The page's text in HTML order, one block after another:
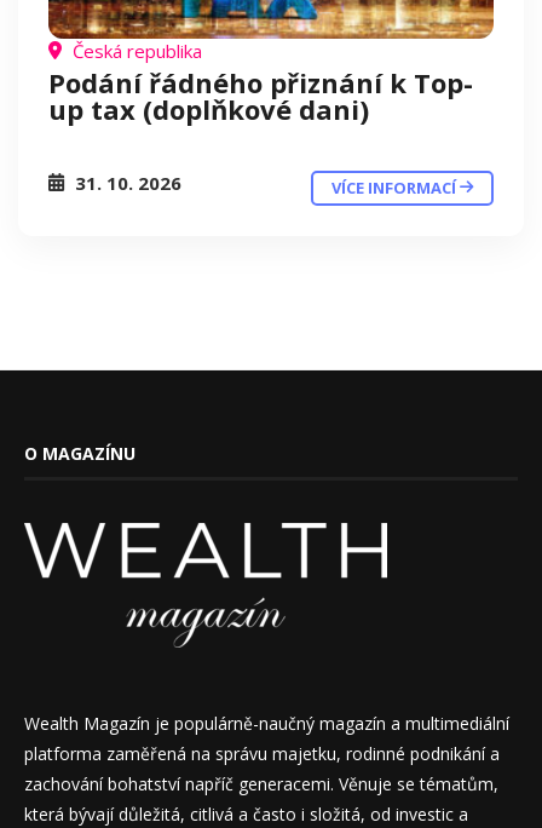
Česká republika
Podání řádného přiznání k Top-
up tax (doplňkové dani)
31. 10. 2026 VÍCE INFORMACÍ
O MAGAZÍNU
Wealth Magazín je populárně-naučný magazín a multimediální
platforma zaměřená na správu majetku, rodinné podnikání a
zachování bohatství napříč generacemi. Věnuje se tématům,
která bývají důležitá, citlivá a často i složitá, od investic a